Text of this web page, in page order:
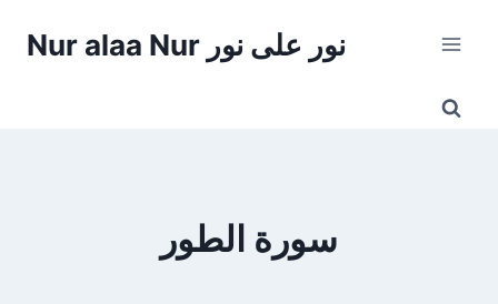
Nur alaa Nur نور على نور
سورة الطور